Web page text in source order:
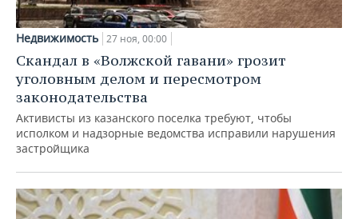
Недвижимость 27 ноя, 00:00
Скандал в «Волжской гавани» грозит
уголовным делом и пересмотром
законодательства
Активисты из казанского поселка требуют, чтобы
исполком и надзорные ведомства исправили нарушения
застройщика